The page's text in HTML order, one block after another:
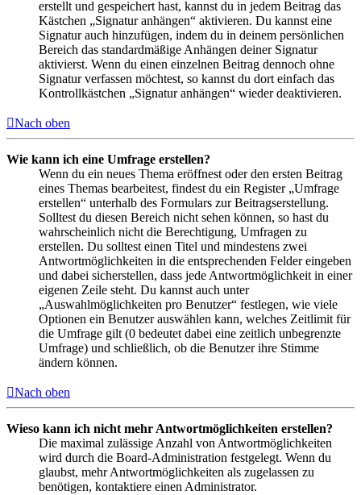
erstellt und gespeichert hast, kannst du in jedem Beitrag das
Kästchen „Signatur anhängen“ aktivieren. Du kannst eine
Signatur auch hinzufügen, indem du in deinem persönlichen
Bereich das standardmäßige Anhängen deiner Signatur
aktivierst. Wenn du einen einzelnen Beitrag dennoch ohne
Signatur verfassen möchtest, so kannst du dort einfach das
Kontrollkästchen „Signatur anhängen“ wieder deaktivieren.
Nach oben
Wie kann ich eine Umfrage erstellen?
Wenn du ein neues Thema eröffnest oder den ersten Beitrag
eines Themas bearbeitest, findest du ein Register „Umfrage
erstellen“ unterhalb des Formulars zur Beitragserstellung.
Solltest du diesen Bereich nicht sehen können, so hast du
wahrscheinlich nicht die Berechtigung, Umfragen zu
erstellen. Du solltest einen Titel und mindestens zwei
Antwortmöglichkeiten in die entsprechenden Felder eingeben
und dabei sicherstellen, dass jede Antwortmöglichkeit in einer
eigenen Zeile steht. Du kannst auch unter
„Auswahlmöglichkeiten pro Benutzer“ festlegen, wie viele
Optionen ein Benutzer auswählen kann, welches Zeitlimit für
die Umfrage gilt (0 bedeutet dabei eine zeitlich unbegrenzte
Umfrage) und schließlich, ob die Benutzer ihre Stimme
ändern können.
Nach oben
Wieso kann ich nicht mehr Antwortmöglichkeiten erstellen?
Die maximal zulässige Anzahl von Antwortmöglichkeiten
wird durch die Board-Administration festgelegt. Wenn du
glaubst, mehr Antwortmöglichkeiten als zugelassen zu
benötigen, kontaktiere einen Administrator.